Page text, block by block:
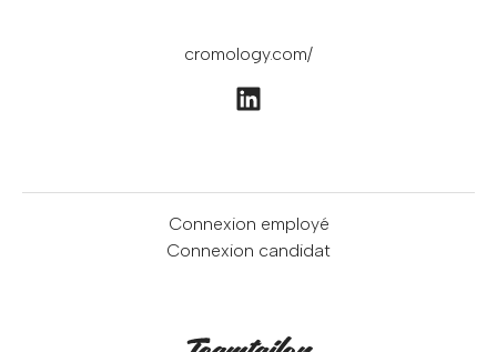
cromology.com/
Connexion employé
Connexion candidat